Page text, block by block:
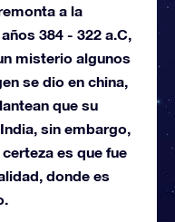
a la
384 - 322 a.C,
misterio algunos
se dio en china,
que su
sin embargo,
es que fue
donde es